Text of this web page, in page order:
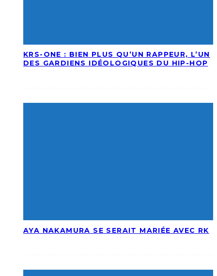
KRS-ONE : BIEN PLUS QU’UN RAPPEUR, L’UN
DES GARDIENS IDÉOLOGIQUES DU HIP-HOP
AYA NAKAMURA SE SERAIT MARIÉE AVEC RK